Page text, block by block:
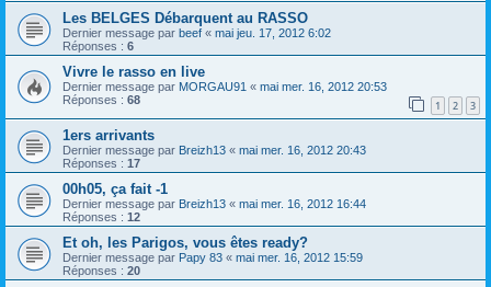
Les BELGES Débarquent au RASSO
Dernier message par beef « mai jeu. 17, 2012 6:02
Réponses : 6
Vivre le rasso en live
Dernier message par MORGAU91 « mai mer. 16, 2012 20:53
Réponses : 68 1 2 3
1ers arrivants
Dernier message par Breizh13 « mai mer. 16, 2012 20:43
Réponses : 17
00h05, ça fait -1
Dernier message par Breizh13 « mai mer. 16, 2012 16:44
Réponses : 12
Et oh, les Parigos, vous êtes ready?
Dernier message par Papy 83 « mai mer. 16, 2012 15:59
Réponses : 20